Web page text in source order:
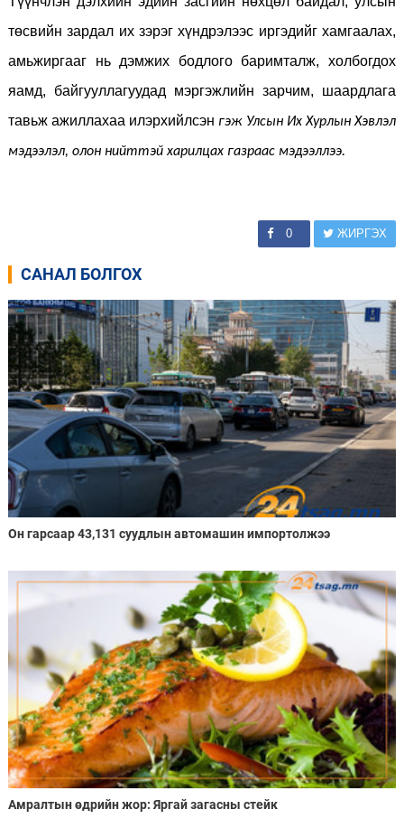
төсвийн зардал их зэрэг хүндрэлээс иргэдийг хамгаалах,
амьжиргааг нь дэмжих бодлого баримталж, холбогдох
яамд, байгууллагуудад мэргэжлийн зарчим, шаардлага
тавьж ажиллахаа илэрхийлсэн гэж Улсын Их Хурлын Хэвлэл
мэдээлэл, олон нийттэй харилцах газраас мэдээллээ.
0 ЖИРГЭХ
САНАЛ БОЛГОХ
Он гарсаар 43,131 суудлын автомашин импортолжээ
Амралтын өдрийн жор: Яргай загасны стейк